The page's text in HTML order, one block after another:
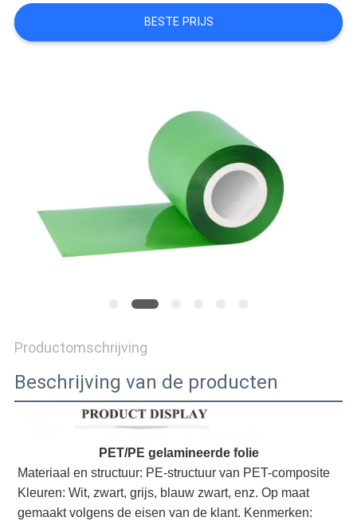
KWALITEITSCONTROLE
ONS
GEVALLEN
SITEMAP
BESTE PRIJS
Productomschrijving
Beschrijving van de producten
PET/PE gelamineerde folie
Materiaal en structuur: PE-structuur van PET-composite
Kleuren: Wit, zwart, grijs, blauw zwart, enz. Op maat
gemaakt volgens de eisen van de klant. Kenmerken: